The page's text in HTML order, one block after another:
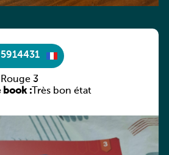
3
book :Très bon état